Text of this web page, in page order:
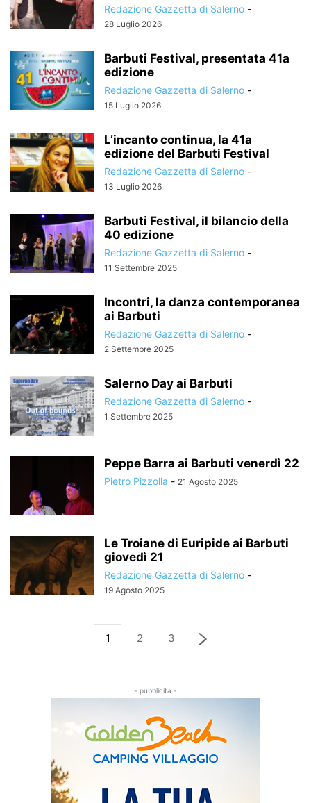
Redazione Gazzetta di Salerno -
28 Luglio 2026
Barbuti Festival, presentata 41a
edizione
Redazione Gazzetta di Salerno -
15 Luglio 2026
L’incanto continua, la 41a
edizione del Barbuti Festival
Redazione Gazzetta di Salerno -
13 Luglio 2026
Barbuti Festival, il bilancio della
40 edizione
Redazione Gazzetta di Salerno -
11 Settembre 2025
Incontri, la danza contemporanea
ai Barbuti
Redazione Gazzetta di Salerno -
2 Settembre 2025
Salerno Day ai Barbuti
Redazione Gazzetta di Salerno -
1 Settembre 2025
Peppe Barra ai Barbuti venerdì 22
Pietro Pizzolla - 21 Agosto 2025
Le Troiane di Euripide ai Barbuti
giovedì 21
Redazione Gazzetta di Salerno -
19 Agosto 2025
1 2 3
- pubblicità -